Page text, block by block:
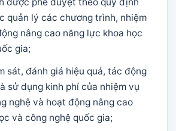
quản lý các chương trình, nhiệm
nâng cao năng lực khoa học
gia;
sát, đánh giá hiệu quả, tác động
sử dụng kinh phí của nhiệm vụ
nghệ và hoạt động nâng cao
và công nghệ quốc gia;